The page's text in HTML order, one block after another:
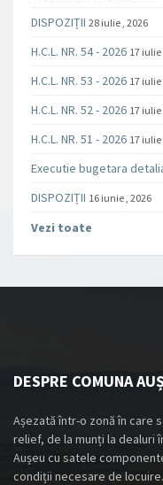
DISPOZIȚII 28 iulie , 2026
H.C.L. NR. 54 - 2026 17 iulie
H.C.L. NR. 53 - 2026 17 iulie
H.C.L. NR. 52 - 2026 17 iulie
H.C.L. NR. 51 - 2026 17 iulie
Executie bugetara
DISPOZIȚII 16 iunie , 2026
Vezi toate
DESPRE COMUNA
Așezată într-o zonă în care
relief, de la munți la dealuri
Aușeu cu satele
condiții necesare de locuire.